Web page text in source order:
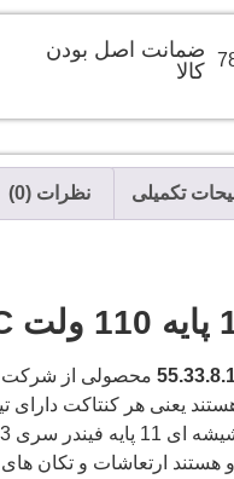
ضمانت اصل بودن
کالا
تکمیلی نظرات (0)
110 ولت AC سه کنتاکت FINDER 55.33.8.110
محصولی از شرکت
هستند ارتعاشات و تکان